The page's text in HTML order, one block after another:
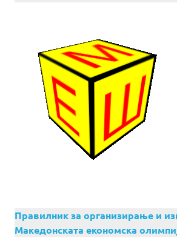
Правилник за организирање и
Македонската економска